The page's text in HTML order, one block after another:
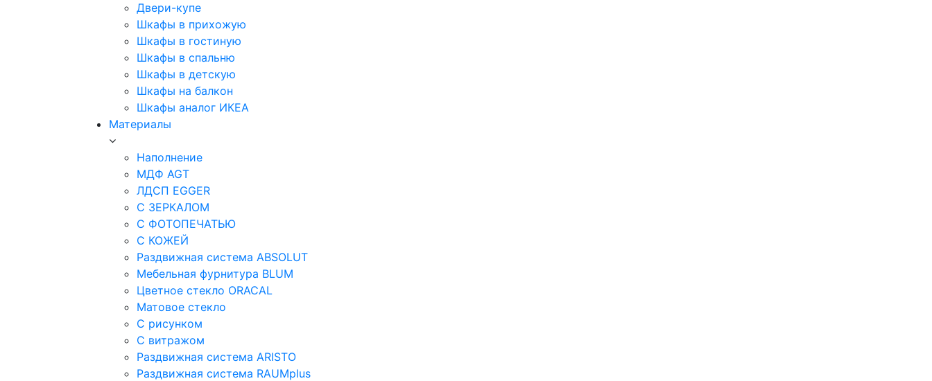
Двери-купе
Шкафы в прихожую
Шкафы в гостиную
Шкафы в спальню
Шкафы в детскую
Шкафы на балкон
Шкафы аналог ИКЕА
Материалы
Наполнение
МДФ AGT
ЛДСП EGGER
С ЗЕРКАЛОМ
С ФОТОПЕЧАТЬЮ
С КОЖЕЙ
Раздвижная система ABSOLUT
Мебельная фурнитура BLUM
Цветное стекло ORACAL
Матовое стекло
C рисунком
C витражом
Раздвижная система ARISTO
Раздвижная система RAUMplus